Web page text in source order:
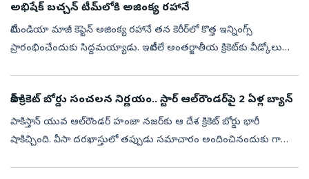
అభిషేక్ బచ్చన్ టీమ్‌లోకి అజింక్య రహానే
టీమిండియా మాజీ కెప్టెన్ అజింక్య రహానే తన కెరీర్‌లో కొత్త ఇన్నింగ్స్
ప్రారంభించేందుకు సిద్దమయ్యాడు. ఇటీవలే అంతర్జాతీయ క్రికెట్‌కు వీడ్కోలు
పాక్‌ క్రికెట్‌ బోర్డు సంచలన నిర్ణయం.. స్టార్ ఆల్‌రౌండర్‌పై 2 ఏళ్ల బ్యాన్
పాకిస్తాన్ యువ ఆల్‌రౌండ‌ర్ హంజా నజర్‌కు ఆ దేశ క్రికెట్ బోర్డు భారీ
షాకిచ్చింది. వీసా దరఖాస్తులో తప్పుడు సమాచారం అందించినందుకు గాను